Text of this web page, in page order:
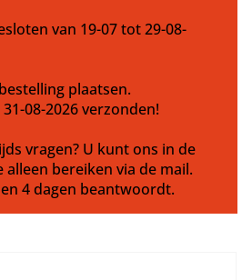
van 19-07 tot 29-08-
plaatsen.
08-2026 verzonden!
vragen? U kunt ons in de
bereiken via de mail.
4 dagen beantwoordt.